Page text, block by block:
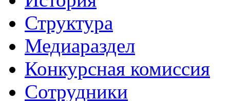
Структура
Медиараздел
Конкурсная комиссия
Сотрудники